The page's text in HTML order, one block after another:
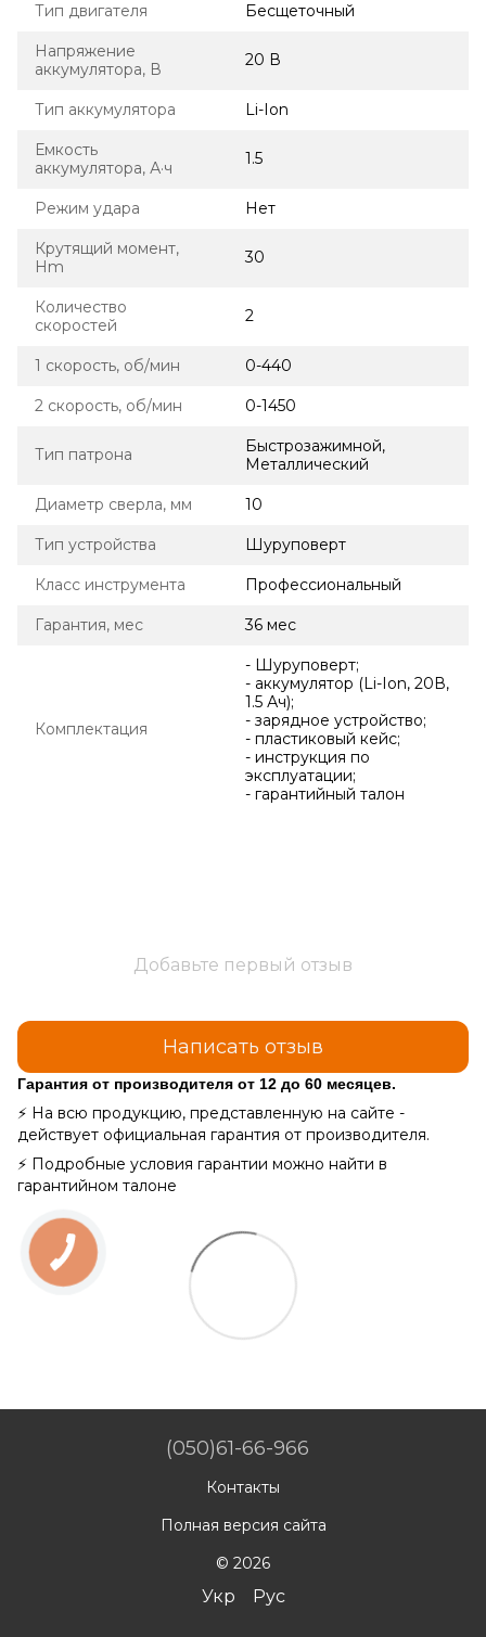
Тип двигателя Бесщеточный
Напряжение
аккумулятора, В
20 В
Тип аккумулятора Li-Ion
Емкость
аккумулятора, А·ч
1.5
Режим удара Нет
Крутящий момент,
Hm
30
Количество
скоростей
2
1 скорость, об/мин 0-440
2 скорость, об/мин 0-1450
Тип патрона
Быстрозажимной,
Металлический
Диаметр сверла, мм 10
Тип устройства Шуруповерт
Класс инструмента Профессиональный
Гарантия, мес 36 мес
Комплектация
- Шуруповерт;
- аккумулятор (Li-Ion, 20В,
1.5 Ач);
- зарядное устройство;
- пластиковый кейс;
- инструкция по
эксплуатации;
- гарантийный талон
Добавьте первый отзыв
Написать отзыв
Гарантия от производителя от 12 до 60 месяцев.
⚡ На всю продукцию, представленную на сайте -
действует официальная гарантия от производителя.
⚡ Подробные условия гарантии можно найти в
гарантийном талоне
(050)61-66-966
Контакты
Полная версия сайта
© 2026
Укр Рус